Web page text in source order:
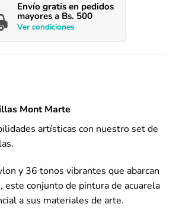
Envío gratis en pedidos
mayores a Bs. 500
Ver condiciones
Mont Marte
artísticas con nuestro set de
y 36 tonos vibrantes que abarcan
este conjunto de pintura de acuarela
a sus materiales de arte.